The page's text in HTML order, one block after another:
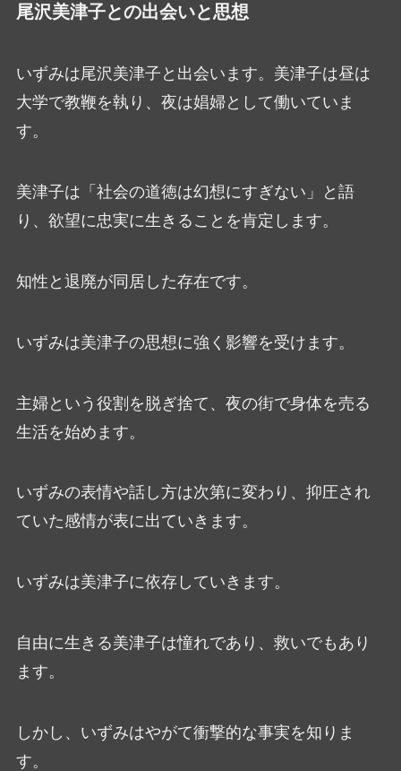
尾沢美津子との出会いと思想
いずみは尾沢美津子と出会います。美津子は昼は
大学で教鞭を執り、夜は娼婦として働いていま
す。
美津子は「社会の道徳は幻想にすぎない」と語
り、欲望に忠実に生きることを肯定します。
知性と退廃が同居した存在です。
いずみは美津子の思想に強く影響を受けます。
主婦という役割を脱ぎ捨て、夜の街で身体を売る
生活を始めます。
いずみの表情や話し方は次第に変わり、抑圧され
ていた感情が表に出ていきます。
いずみは美津子に依存していきます。
自由に生きる美津子は憧れであり、救いでもあり
ます。
しかし、いずみはやがて衝撃的な事実を知りま
す。